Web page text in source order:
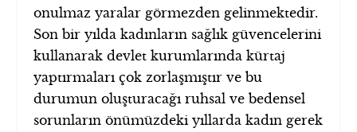
onulmaz yaralar görmezden gelinmektedir.
Son bir yılda kadınların sağlık güvencelerini
kullanarak devlet kurumlarında kürtaj
yaptırmaları çok zorlaşmıştır ve bu
durumun oluşturacağı ruhsal ve bedensel
sorunların önümüzdeki yıllarda kadın gerek